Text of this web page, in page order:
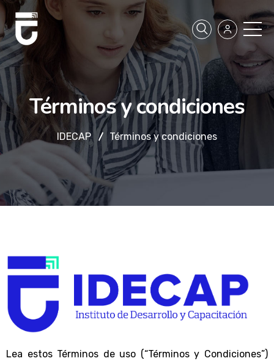
Términos y condiciones
IDECAP Términos y condiciones
Lea estos Términos de uso (“Términos y Condiciones”)